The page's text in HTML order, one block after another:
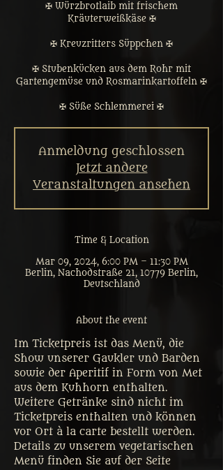
✠ Würzbrotlaib mit frischem
Kräuterweißkäse ✠
✠ Kreuzritters Süppchen ✠
✠ Stubenkücken aus dem Rohr mit
Gartengemüse und Rosmarinkartoffeln ✠
✠ Süße Schlemmerei ✠
Anmeldung geschlossen
Jetzt andere
Veranstaltungen ansehen
Time & Location
Mar 09, 2024, 6:00 PM – 11:30 PM
Berlin, Nachodstraße 21, 10779 Berlin,
Deutschland
About the event
Im Ticketpreis ist das Menü, die
Show unserer Gaukler und Barden
sowie der Aperitif in Form von Met
aus dem Kuhhorn enthalten.
Weitere Getränke sind nicht im
Ticketpreis enthalten und können
vor Ort à la carte bestellt werden.
Details zu unserem vegetarischen
Menü finden Sie auf der Seite